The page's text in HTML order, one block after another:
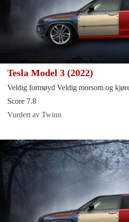
Tesla Model 3 (2022)
Veldig formøyd Veldig morsom og
Score 7.8
Vurdert av Twinn